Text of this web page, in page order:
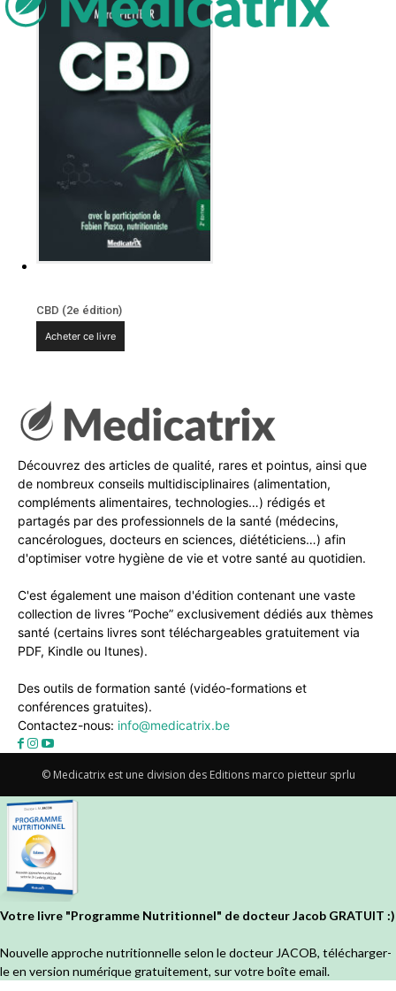
CBD (2e édition)
Acheter ce livre
Découvrez des articles de qualité, rares et pointus, ainsi que
de nombreux conseils multidisciplinaires (alimentation,
compléments alimentaires, technologies…) rédigés et
partagés par des professionnels de la santé (médecins,
cancérologues, docteurs en sciences, diététiciens…) afin
d'optimiser votre hygiène de vie et votre santé au quotidien.
C'est également une maison d'édition contenant une vaste
collection de livres “Poche” exclusivement dédiés aux thèmes
santé (certains livres sont téléchargeables gratuitement via
PDF, Kindle ou Itunes).
Des outils de formation santé (vidéo-formations et
conférences gratuites).
Contactez-nous: info@medicatrix.be
© Medicatrix est une division des Editions marco pietteur sprlu
Votre livre "Programme Nutritionnel" de docteur Jacob GRATUIT :)
Nouvelle approche nutritionnelle selon le docteur JACOB, télécharger-
le en version numérique gratuitement, sur votre boîte email.